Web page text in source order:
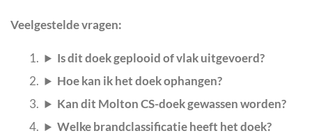
Veelgestelde vragen:
Is dit doek geplooid of vlak uitgevoerd?
Hoe kan ik het doek ophangen?
Kan dit Molton CS-doek gewassen worden?
Welke brandclassificatie heeft het doek?